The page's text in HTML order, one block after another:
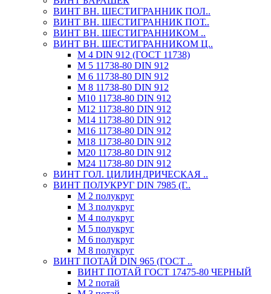
ВИНТ ВН. ШЕСТИГРАННИК ПОЛ..
ВИНТ ВН. ШЕСТИГРАННИК ПОТ..
ВИНТ ВН. ШЕСТИГРАННИКОМ ..
ВИНТ ВН. ШЕСТИГРАННИКОМ Ц..
М 4 DIN 912 (ГОСТ 11738)
М 5 11738-80 DIN 912
М 6 11738-80 DIN 912
М 8 11738-80 DIN 912
М10 11738-80 DIN 912
М12 11738-80 DIN 912
М14 11738-80 DIN 912
М16 11738-80 DIN 912
М18 11738-80 DIN 912
М20 11738-80 DIN 912
М24 11738-80 DIN 912
ВИНТ ГОЛ. ЦИЛИНДРИЧЕСКАЯ ..
ВИНТ ПОЛУКРУГ DIN 7985 (Г..
М 2 полукруг
М 3 полукруг
М 4 полукруг
М 5 полукруг
М 6 полукруг
М 8 полукруг
ВИНТ ПОТАЙ DIN 965 (ГОСТ ..
ВИНТ ПОТАЙ ГОСТ 17475-80 ЧЕРНЫЙ
М 2 потай